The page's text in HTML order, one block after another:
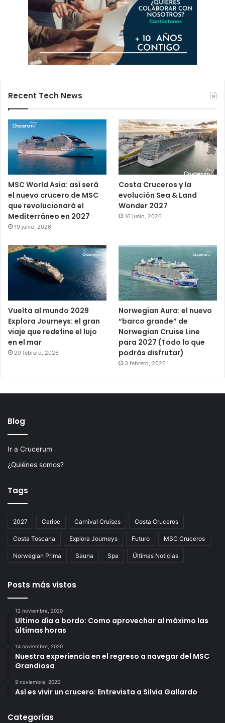
Recent Tech News
MSC World Asia: así será
el nuevo crucero de MSC
que revolucionará el
Mediterráneo en 2027
19 junio, 2026
Costa Cruceros y la
evolución Sea & Land
Wonder 2027
16 junio, 2026
Vuelta al mundo 2029
Explora Journeys: el gran
viaje que redefine el lujo
en el mar
20 febrero, 2026
Norwegian Aura: el nuevo
“barco grande” de
Norwegian Cruise Line
para 2027 (Todo lo que
podrás disfrutar)
3 febrero, 2026
Blog
Ir a Crucerum
¿Quiénes somos?
Tags
2027 Caribe Carnival Cruises Costa Cruceros
Costa Toscana Explora Journeys Futuro MSC Cruceros
Norwegian Prima Sauna Spa Últimas Noticias
Posts más vistos
12 noviembre, 2020
Ultimo día a bordo: Como aprovechar al máximo las
últimas horas
14 noviembre, 2020
Nuestra experiencia en el regreso a navegar del MSC
Grandiosa
9 noviembre, 2020
Así es vivir un crucero: Entrevista a Silvia Gallardo
Categorías